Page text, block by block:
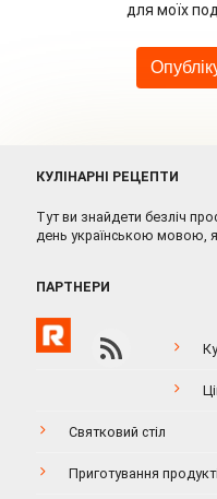
для моїх
КУЛІНАРНІ РЕЦЕПТИ
Тут ви знайдети безліч
день українською мовою,
ПАРТНЕРИ
Святковий стіл
Приготування